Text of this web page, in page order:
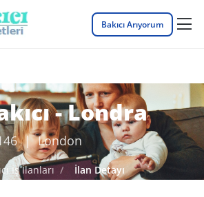
Bakıcı Arıyorum
- Londra
| London
İş İlanları İlan Detayı